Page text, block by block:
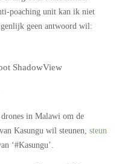
poaching unit kan ik niet
geen antwoord wil:
in Malawi om de
Kasungu wil steunen, steun
‘#Kasungu’.